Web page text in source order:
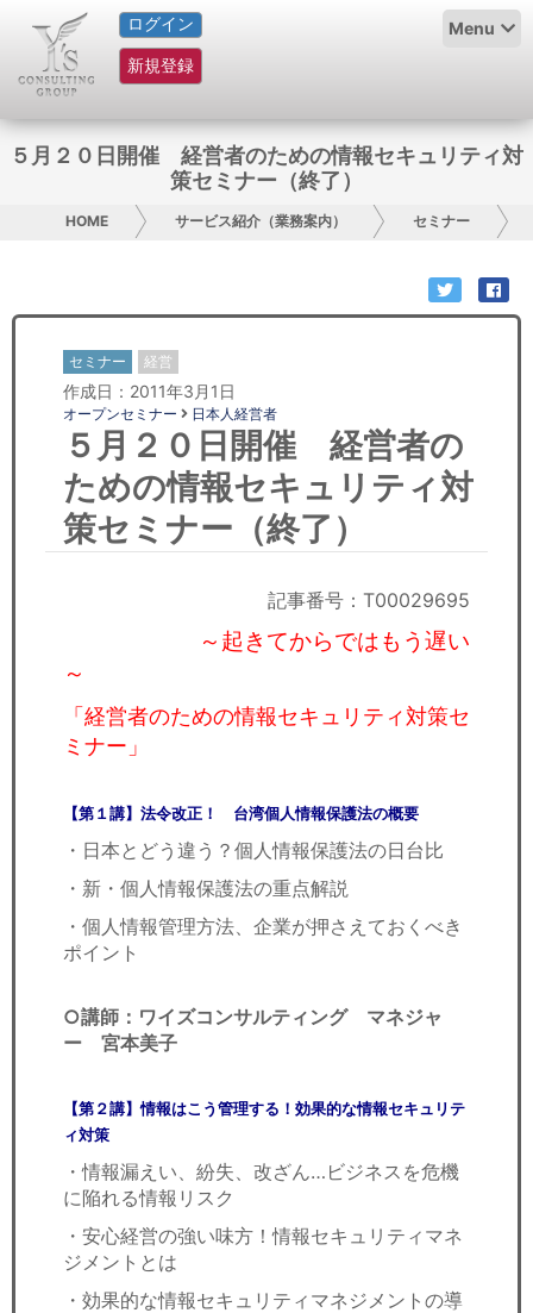
ログイン
新規登録
Menu
HOME
サービス紹介
お問い合わせ
日本人にPR
コンサルティング
リサーチ
セミナー
ＩＴ
５月２０日開催 経営者のための情報セキュリティ対
策セミナー（終了）
HOME サービス紹介（業務案内） セミナー
セミナー 経営
作成日：2011年3月1日
オープンセミナー 日本人経営者
５月２０日開催 経営者の
ための情報セキュリティ対
策セミナー（終了）
記事番号：T00029695
～起きてからではもう遅い
～
「経営者のための情報セキュリティ対策セ
ミナー」
【第１講】法令改正！ 台湾個人情報保護法の概要
・日本とどう違う？個人情報保護法の日台比
・新・個人情報保護法の重点解説
・個人情報管理方法、企業が押さえておくべき
ポイント
○講師：ワイズコンサルティング マネジャ
ー 宮本美子
【第２講】情報はこう管理する！効果的な情報セキュリテ
ィ対策
・情報漏えい、紛失、改ざん…ビジネスを危機
に陥れる情報リスク
・安心経営の強い味方！情報セキュリティマネ
ジメントとは
・効果的な情報セキュリティマネジメントの導